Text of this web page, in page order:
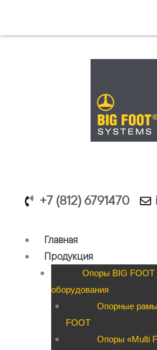
содержимому
+7 (812) 6791470
Главная
Продукция
Опоры BIG FOOT
оборудования
Опорные
FOOT
Опоры «Multi